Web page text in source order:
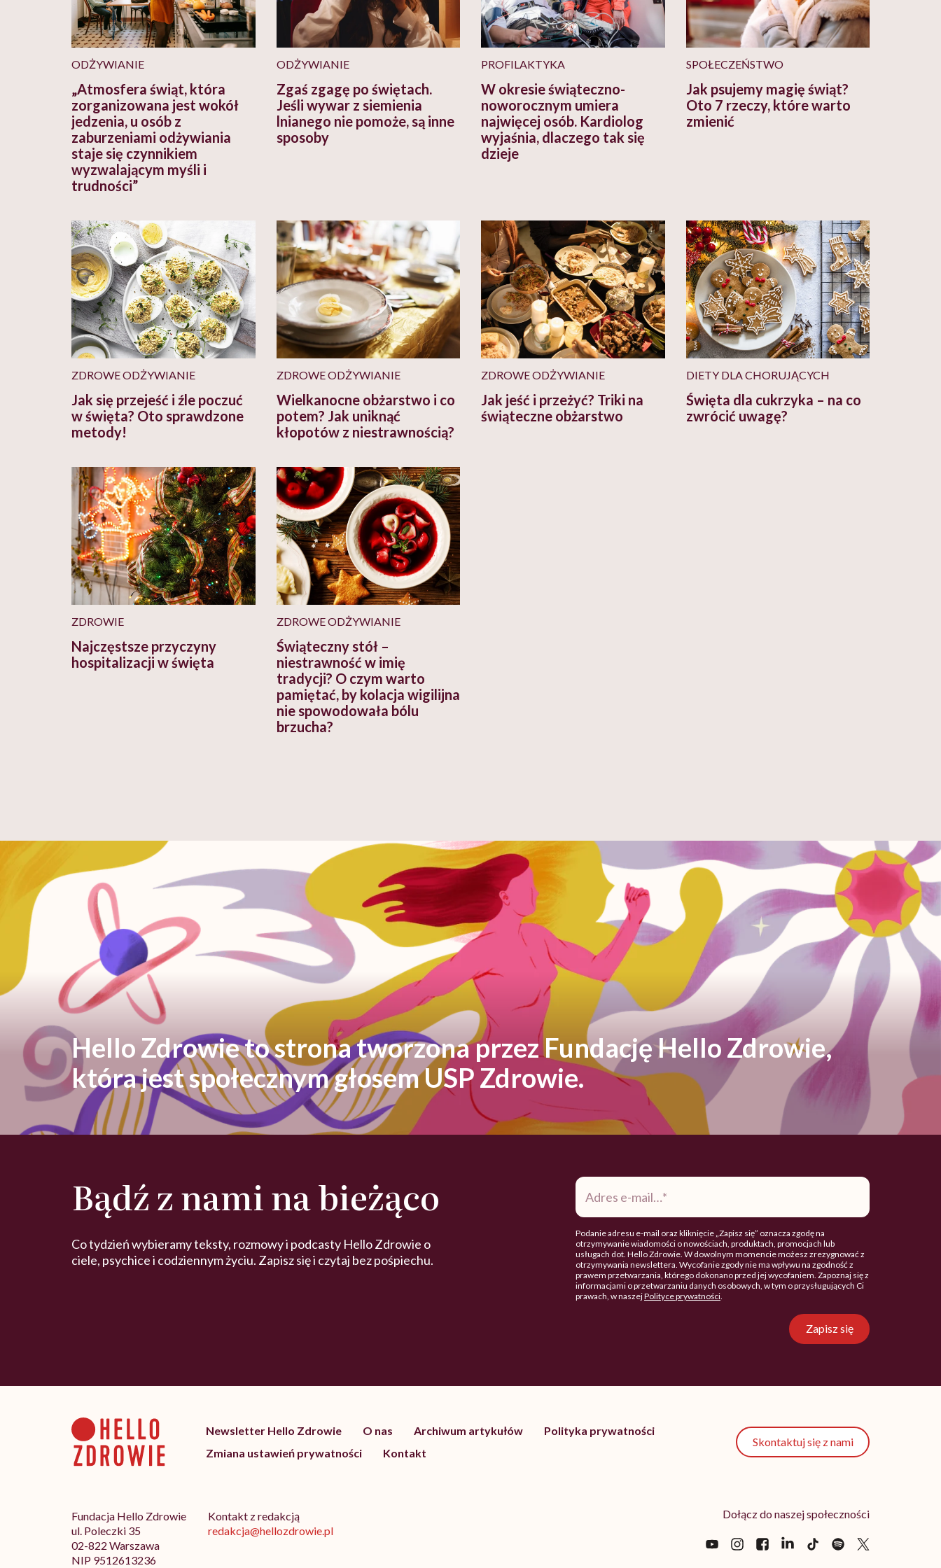
ODŻYWIANIE
„Atmosfera świąt, która
zorganizowana jest wokół
jedzenia, u osób z
zaburzeniami odżywiania
staje się czynnikiem
wyzwalającym myśli i
trudności”
ODŻYWIANIE
Zgaś zgagę po świętach.
Jeśli wywar z siemienia
lnianego nie pomoże, są inne
sposoby
PROFILAKTYKA
W okresie świąteczno-
noworocznym umiera
najwięcej osób. Kardiolog
wyjaśnia, dlaczego tak się
dzieje
SPOŁECZEŃSTWO
Jak psujemy magię świąt?
Oto 7 rzeczy, które warto
zmienić
ZDROWE ODŻYWIANIE
Jak się przejeść i źle poczuć
w święta? Oto sprawdzone
metody!
ZDROWE ODŻYWIANIE
Wielkanocne obżarstwo i co
potem? Jak uniknąć
kłopotów z niestrawnością?
ZDROWE ODŻYWIANIE
Jak jeść i przeżyć? Triki na
świąteczne obżarstwo
DIETY DLA CHORUJĄCYCH
Święta dla cukrzyka – na co
zwrócić uwagę?
ZDROWIE
Najczęstsze przyczyny
hospitalizacji w święta
ZDROWE ODŻYWIANIE
Świąteczny stół –
niestrawność w imię
tradycji? O czym warto
pamiętać, by kolacja wigilijna
nie spowodowała bólu
brzucha?
Hello Zdrowie to strona tworzona przez Fundację Hello Zdrowie,
która jest społecznym głosem USP Zdrowie.
Bądź z nami na bieżąco
Co tydzień wybieramy teksty, rozmowy i podcasty Hello Zdrowie o
ciele, psychice i codziennym życiu. Zapisz się i czytaj bez pośpiechu.
Adres
mail*
Podanie adresu e-mail oraz kliknięcie „Zapisz się” oznacza zgodę na
otrzymywanie wiadomości o nowościach, produktach, promocjach lub
usługach dot. Hello Zdrowie. W dowolnym momencie możesz zrezygnować z
otrzymywania newslettera. Wycofanie zgody nie ma wpływu na zgodność z
prawem przetwarzania, którego dokonano przed jej wycofaniem. Zapoznaj się z
informacjami o przetwarzaniu danych osobowych, w tym o przysługujących Ci
prawach, w naszejPolityce prywatności
Zapisz się
Newsletter Hello Zdrowie O nas Archiwum artykułów
Polityka prywatności
Zmiana ustawień prywatności
Kontakt
Skontaktuj się z nami
Fundacja Hello Zdrowie
ul. Poleczki 35
02-822 Warszawa
NIP 9512613236
Kontakt z redakcją
redakcja@hellozdrowie.pl
Dołącz do naszej społeczności